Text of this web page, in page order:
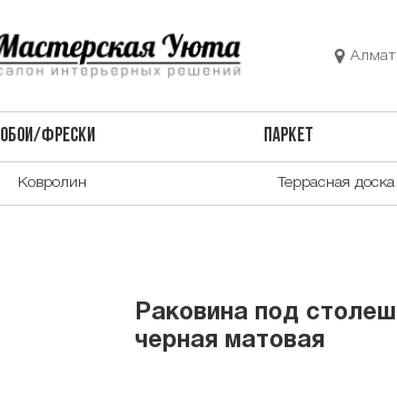
ОБОИ/ФРЕСКИ ПАРКЕТ
Ковролин Террасная доска
Раковина под
черная матовая